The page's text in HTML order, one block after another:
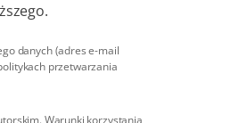
danych (adres e-mail
przetwarzania
Warunki korzystania